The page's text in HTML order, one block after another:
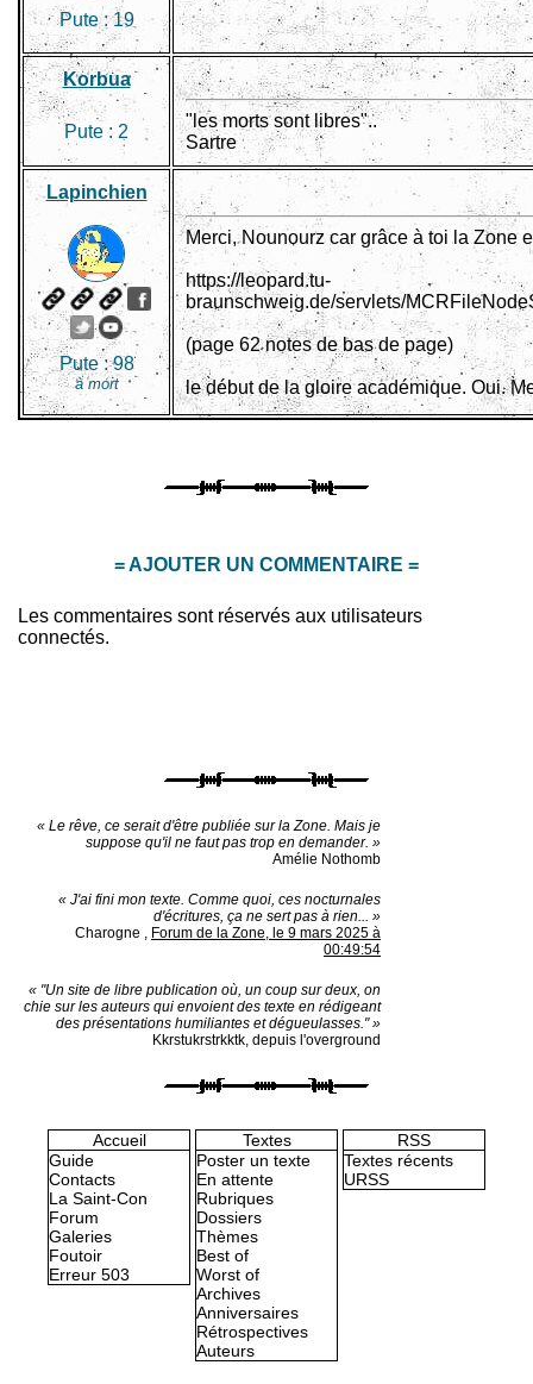
Pute :19
Korbua
Pute : 2
"les morts sont libres"..
Sartre
Lapinchien
Pute :98
à mort
Merci, Nounourz car grâce à toi la Zone
https://leopard.tu-
braunschweig.de/servlets/
(page 62 notes de bas de page)
le début de la gloire académique. Oui.
= AJOUTER UN COMMENTAIRE =
Les commentaires sont réservés aux utilisateurs
connectés.
« Le rêve, ce serait d'être publiée sur la Zone. Mais je
suppose qu'il ne faut pas trop en demander. »
Amélie Nothomb
« J'ai fini mon texte. Comme quoi, ces nocturnales
d'écritures, ça ne sert pas à rien... »
Charogne , Forum de la Zone, le 9 mars 2025 à
00:49:54
« "Un site de libre publication où, un coup sur deux, on
chie sur les auteurs qui envoient des texte en rédigeant
des présentations humiliantes et dégueulasses." »
Kkrstukrstrkktk, depuis l'overground
Accueil
Guide
Contacts
La Saint-Con
Forum
Galeries
Foutoir
Erreur 503
Textes
Poster un texte
En attente
Rubriques
Dossiers
Thèmes
Best of
Worst of
Archives
Anniversaires
Rétrospectives
Auteurs
RSS
Textes récents
URSS